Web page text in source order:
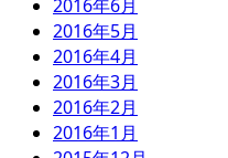
2016年6月
2016年5月
2016年4月
2016年3月
2016年2月
2016年1月